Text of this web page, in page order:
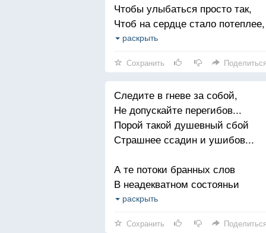
Листопад и звон дождливых
Тщательно отмеренные дозы —
Кофе… Шоколад… И поцелуй…
Чтобы улыбаться просто так,
Чтоб на сердце стало потеплее,
Чтобы волноваться, "там
Человеку нужен человек,
Позвонить, послушать его голос:
"А у нас сегодня выпал снег.
Как ты без меня там?
И еще сопящая под боком,
Без которой счастья в жизни нет,
Без которой очень одиноко.
раскрыть
Сохранить Поделиться
Следите в гневе за собой,
Не допускайте перегибов...
Порой такой душевный сбой
Страшнее ссадин и ушибов...
А те потоки бранных слов
В неадекватном состояньи
Сотрут с лица земли любовь,
раскрыть
Сохранить Поделиться